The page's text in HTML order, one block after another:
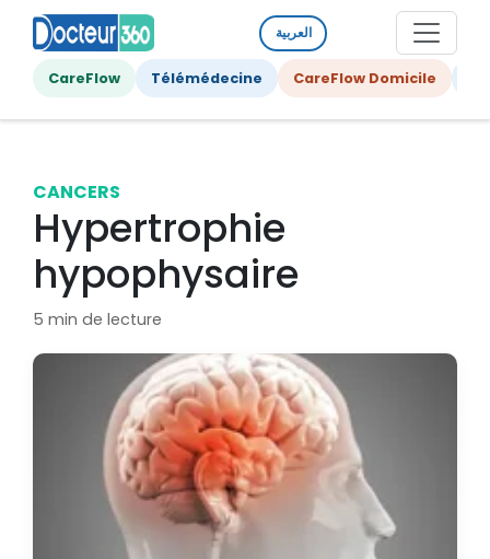
العربية
CareFlow Télémédecine CareFlow Domicile
CANCERS
Hypertrophie
hypophysaire
5 min de lecture